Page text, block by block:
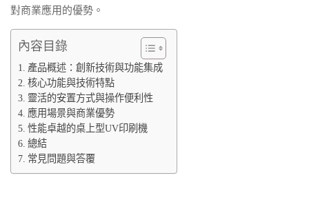
對商業應用的優勢。
內容目錄
產品概述：創新技術與功能集成
核心功能與技術特點
靈活的安置方式與操作便利性
應用場景與商業優勢
性能卓越的桌上型UV印刷機
總結
常見問題與答覆